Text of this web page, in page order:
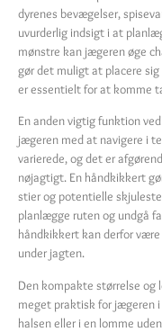
dyrenes bevægelser,
uvurderlig indsigt i at
mønstre kan jægeren øge
gør det muligt at placere
er essentielt for at komme
En anden vigtig funktion
jægeren med at navigere i
varierede, og det er
nøjagtigt. En håndkikkert
stier og potentielle
planlægge ruten og undgå
håndkikkert kan derfor
under jagten.
Den kompakte størrelse
meget praktisk for jægeren
halsen eller i en lomme